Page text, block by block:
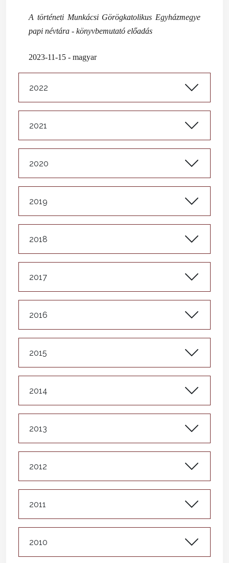
A történeti Munkácsi Görögkatolikus Egyházmegye
papi névtára - könyvbemutató előadás
2023-11-15 - magyar
2022
2021
2020
2019
2018
2017
2016
2015
2014
2013
2012
2011
2010